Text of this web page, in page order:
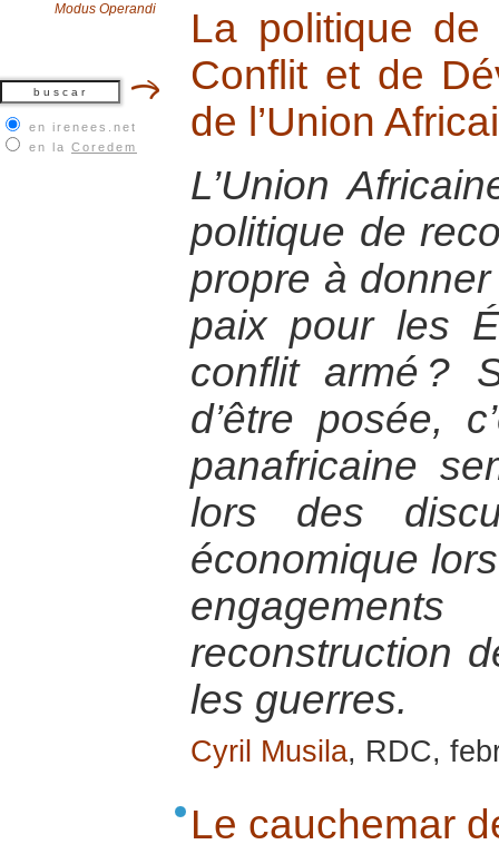
Modus Operandi
en irenees.net
en la Coredem
La politique de
Conflit et de
de l’Union
L’Union
politique de
propre à
paix pour les
conflit armé ?
d’être posée,
panafricaine
lors des
économique
reconstruction
les guerres.
Cyril Musila, RDC,
Le cauchemar